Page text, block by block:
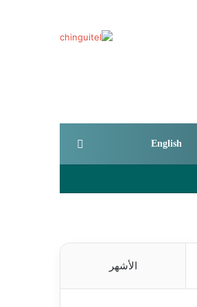
English
الأشهر